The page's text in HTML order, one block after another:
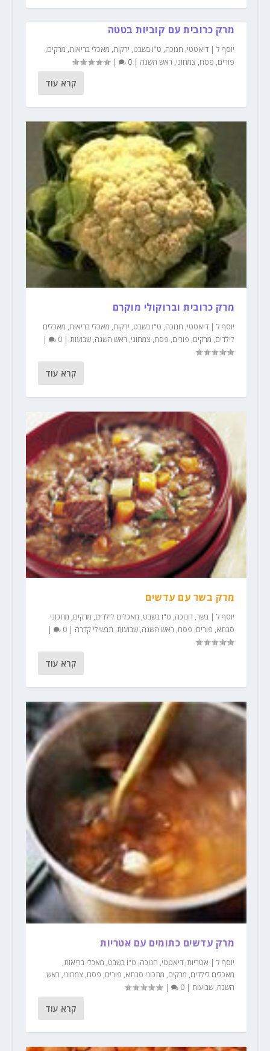
מרק כרובית עם קוביות בטטה
יוסף ל| דיאטטי, חנוכה, ט"ו בשבט, ירקות, מאכלי בריאות, מרקים,
פורים, פסח, צמחוני, ראש השנה |
0
|
קרא עוד
מרק כרובית וברוקולי מוקרם
יוסף ל| דיאטטי, חנוכה, ט"ו בשבט, ירקות, מאכלי בריאות, מאכלים
לילדים, מרקים, פורים, פסח, צמחוני, ראש השנה, שבועות|
0
|
קרא עוד
מרק בשר עם עדשים
יוסף ל| בשר, חנוכה, ט"ו בשבט, מאכלים לילדים, מרקים, מתכוני
סבתא, פורים, פסח, ראש השנה, שבועות, תבשילי קדרה |
0
|
קרא עוד
מרק עדשים כתומים עם אטריות
יוסף ל| אטריות, דיאטטי, חנוכה, ט"ו בשבט, מאכלי בריאות,
מאכלים לילדים, מרקים, מתכוני סבתא, פורים, פסח, צמחוני, ראש
השנה, שבועות|
0
|
קרא עוד